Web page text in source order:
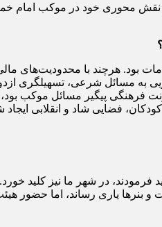
محوری خود در موکب امام
بود. هرچند با محدودیت‌های
به مسائل شرعی، تسهیلگری
فرهنگی پیگیر مسائل موکب
فضایی شاد و انقلابی ایجاد
فرمودند، در شهر ما نیز
و بنرها یاری رساند، اما